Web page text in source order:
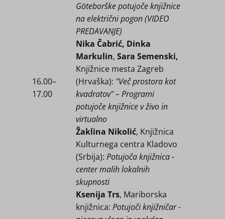
16.00​–
17.00
Göteborške potujoče knjižnice
na električni pogon (VIDEO
PREDAVANJE)
Nika Čabrić, Dinka
Markulin, Sara Semenski,
Knjižnice mesta Zagreb
(Hrvaška): "Več prostora kot
kvadratov" – Programi
potujoče knjižnice v živo in
virtualno
Žaklina Nikolić, Knjižnica
Kulturnega centra Kladovo
(Srbija): Potujoča knjižnica -
center malih lokalnih
skupnosti
Ksenija Trs, Mariborska
knjižnica: Potujoči knjižničar -